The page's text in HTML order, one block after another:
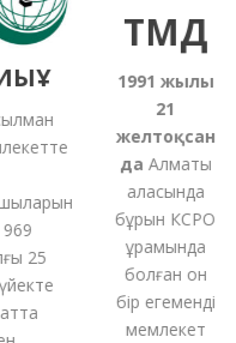
25
ТМД
1991жылғы
21
желтоқсан
даАлматы
қаласында
бұрын КСРО
құрамында
болғанон
бір егеменді
мемлекет